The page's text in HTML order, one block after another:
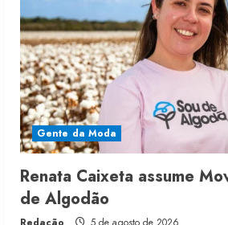
Gente da Moda
Renata Caixeta assume
de Algodão